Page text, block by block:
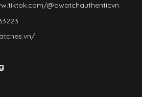
@dwatchauthenticvn